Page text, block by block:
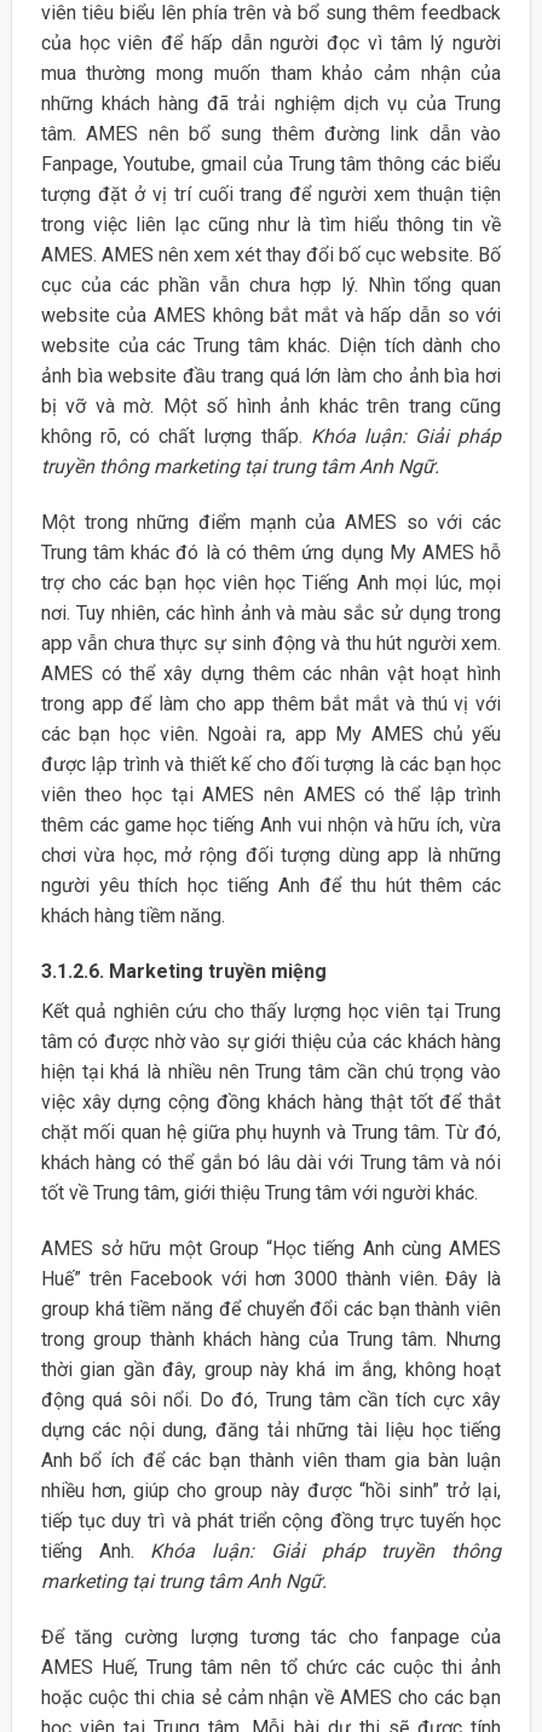
viên tiêu biểu lên phía trên và bổ sung thêm feedback
của học viên để hấp dẫn người đọc vì tâm lý người
mua thường mong muốn tham khảo cảm nhận của
những khách hàng đã trải nghiệm dịch vụ của Trung
tâm. AMES nên bổ sung thêm đường link dẫn vào
Fanpage, Youtube, gmail của Trung tâm thông các biểu
tượng đặt ở vị trí cuối trang để người xem thuận tiện
trong việc liên lạc cũng như là tìm hiểu thông tin về
AMES. AMES nên xem xét thay đổi bố cục website. Bố
cục của các phần vẫn chưa hợp lý. Nhìn tổng quan
website của AMES không bắt mắt và hấp dẫn so với
website của các Trung tâm khác. Diện tích dành cho
ảnh bìa website đầu trang quá lớn làm cho ảnh bìa hơi
bị vỡ và mờ. Một số hình ảnh khác trên trang cũng
không rõ, có chất lượng thấp. Khóa luận: Giải pháp
truyền thông marketing tại trung tâm Anh Ngữ.
Một trong những điểm mạnh của AMES so với các
Trung tâm khác đó là có thêm ứng dụng My AMES hỗ
trợ cho các bạn học viên học Tiếng Anh mọi lúc, mọi
nơi. Tuy nhiên, các hình ảnh và màu sắc sử dụng trong
app vẫn chưa thực sự sinh động và thu hút người xem.
AMES có thể xây dựng thêm các nhân vật hoạt hình
trong app để làm cho app thêm bắt mắt và thú vị với
các bạn học viên. Ngoài ra, app My AMES chủ yếu
được lập trình và thiết kế cho đối tượng là các bạn học
viên theo học tại AMES nên AMES có thể lập trình
thêm các game học tiếng Anh vui nhộn và hữu ích, vừa
chơi vừa học, mở rộng đối tượng dùng app là những
người yêu thích học tiếng Anh để thu hút thêm các
khách hàng tiềm năng.
3.1.2.6. Marketing truyền miệng
Kết quả nghiên cứu cho thấy lượng học viên tại Trung
tâm có được nhờ vào sự giới thiệu của các khách hàng
hiện tại khá là nhiều nên Trung tâm cần chú trọng vào
việc xây dựng cộng đồng khách hàng thật tốt để thắt
chặt mối quan hệ giữa phụ huynh và Trung tâm. Từ đó,
khách hàng có thể gắn bó lâu dài với Trung tâm và nói
tốt về Trung tâm, giới thiệu Trung tâm với người khác.
AMES sở hữu một Group “Học tiếng Anh cùng AMES
Huế” trên Facebook với hơn 3000 thành viên. Đây là
group khá tiềm năng để chuyển đổi các bạn thành viên
trong group thành khách hàng của Trung tâm. Nhưng
thời gian gần đây, group này khá im ắng, không hoạt
động quá sôi nổi. Do đó, Trung tâm cần tích cực xây
dựng các nội dung, đăng tải những tài liệu học tiếng
Anh bổ ích để các bạn thành viên tham gia bàn luận
nhiều hơn, giúp cho group này được “hồi sinh” trở lại,
tiếp tục duy trì và phát triển cộng đồng trực tuyến học
tiếng Anh. Khóa luận: Giải pháp truyền thông
marketing tại trung tâm Anh Ngữ.
Để tăng cường lượng tương tác cho fanpage của
AMES Huế, Trung tâm nên tổ chức các cuộc thi ảnh
hoặc cuộc thi chia sẻ cảm nhận về AMES cho các bạn
học viên tại Trung tâm. Mỗi bài dự thi sẽ được tính